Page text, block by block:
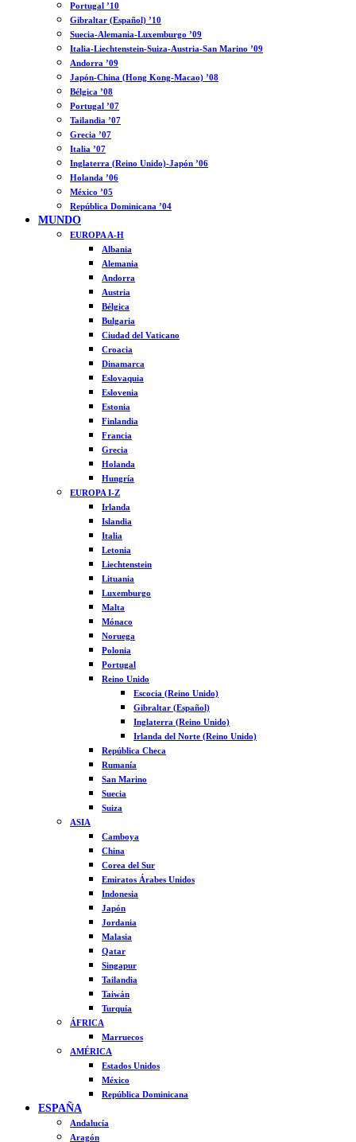
Portugal ’10
Gibraltar (Español) ’10
Suecia-Alemania-Luxemburgo ’09
Italia-Liechtenstein-Suiza-Austria-San Marino ’09
Andorra ’09
Japón-China (Hong Kong-Macao) ’08
Bélgica ’08
Portugal ’07
Tailandia ’07
Grecia ’07
Italia ’07
Inglaterra (Reino Unido)-Japón ’06
Holanda ’06
México ’05
República Dominicana ’04
MUNDO
EUROPA A-H
Albania
Alemania
Andorra
Austria
Bélgica
Bulgaria
Ciudad del Vaticano
Croacia
Dinamarca
Eslovaquia
Eslovenia
Estonia
Finlandia
Francia
Grecia
Holanda
Hungría
EUROPA I-Z
Irlanda
Islandia
Italia
Letonia
Liechtenstein
Lituania
Luxemburgo
Malta
Mónaco
Noruega
Polonia
Portugal
Reino Unido
Escocia (Reino Unido)
Gibraltar (Español)
Inglaterra (Reino Unido)
Irlanda del Norte (Reino Unido)
República Checa
Rumanía
San Marino
Suecia
Suiza
ASIA
Camboya
China
Corea del Sur
Emiratos Árabes Unidos
Indonesia
Japón
Jordania
Malasia
Qatar
Singapur
Tailandia
Taiwán
Turquía
ÁFRICA
Marruecos
AMÉRICA
Estados Unidos
México
República Dominicana
ESPAÑA
Andalucía
Aragón